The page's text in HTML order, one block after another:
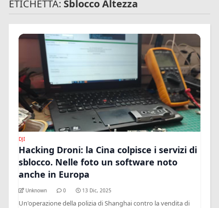
ETICHETTA: Sblocco Altezza
DJI
Hacking Droni: la Cina colpisce i servizi di
sblocco. Nelle foto un software noto
anche in Europa
Unknown 0 13 Dic, 2025
Un'operazione della polizia di Shanghai contro la vendita di